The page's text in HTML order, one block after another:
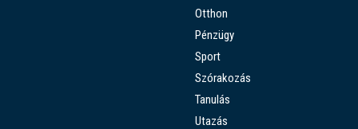
Otthon
Pénzügy
Sport
Szórakozás
Tanulás
Utazás